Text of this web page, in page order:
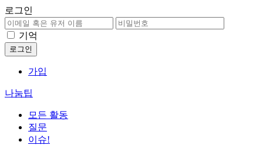
로그인
기억
가입
나눔팁
모든 활동
질문
이슈!